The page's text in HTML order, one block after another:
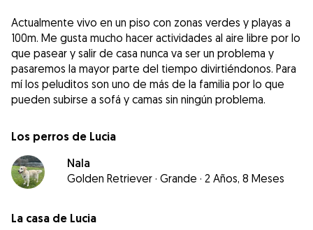
Actualmente vivo en un piso con zonas verdes y playas a
100m. Me gusta mucho hacer actividades al aire libre por lo
que pasear y salir de casa nunca va ser un problema y
pasaremos la mayor parte del tiempo divirtiéndonos. Para
mí los peluditos son uno de más de la familia por lo que
pueden subirse a sofá y camas sin ningún problema.
Los perros de Lucia
Nala
Golden Retriever · Grande · 2 Años, 8 Meses
La casa de Lucia